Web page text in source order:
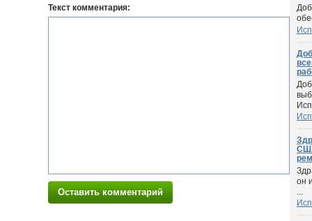
Текст комментария:
Оставить комментарий
он
...